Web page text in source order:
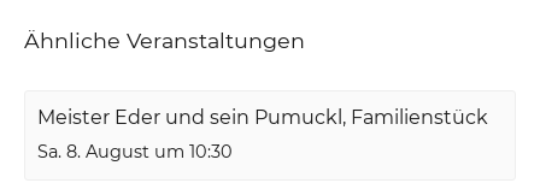
Ähnliche Veranstaltungen
Meister Eder und sein Pumuckl, Familienstück
Sa. 8. August um 10:30